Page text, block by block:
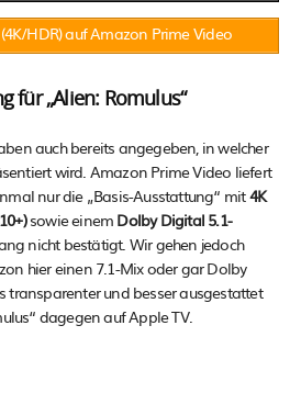
HDR) auf Amazon Prime Video
für „Alien: Romulus“
auch bereits angegeben, in welcher
wird. Amazon Prime Video liefert
nur die „Basis-Ausstattung“ mit4K
sowie einem Dolby Digital 5.1-
nicht bestätigt. Wir gehen jedoch
hier einen 7.1-Mix oder gar Dolby
transparenter und besser ausgestattet
dagegen auf Apple TV.